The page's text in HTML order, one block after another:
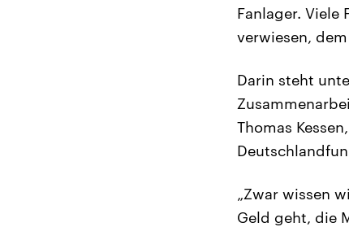
Fanlager.
verwiesen,
Darin steht
Thomas
„Zwar wissen
Geld geht, die